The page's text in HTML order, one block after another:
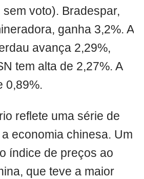
voto). Bradespar,
ganha 3,2%. A
avança 2,29%,
tem alta de 2,27%. A
0,89%.
reflete uma série de
economia chinesa. Um
índice de preços ao
que teve a maior